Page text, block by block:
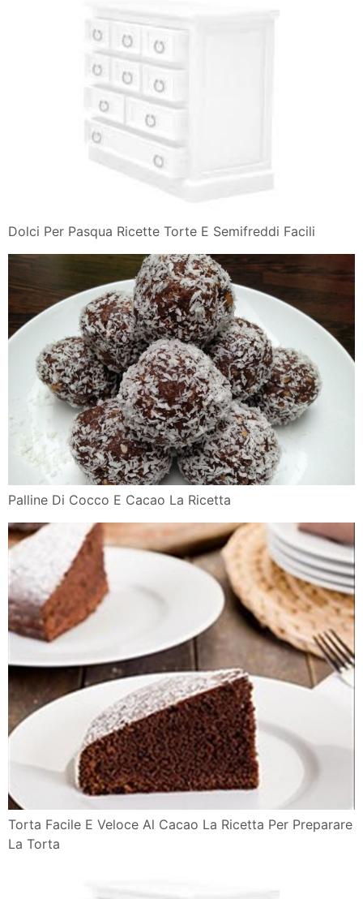
Dolci Per Pasqua Ricette Torte E Semifreddi Facili
Palline Di Cocco E Cacao La Ricetta
Torta Facile E Veloce Al Cacao La Ricetta Per Preparare
La Torta